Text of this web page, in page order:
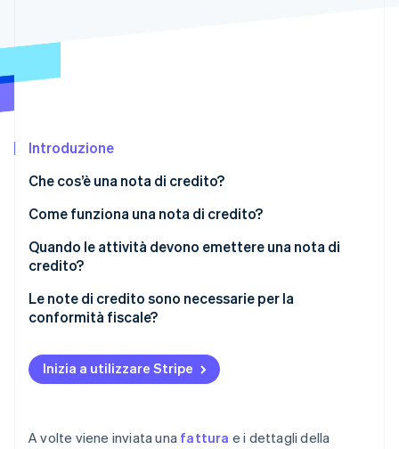
Radar
Atlas
Rimozione del carbonio
Verifica online dell'identità
Scopri come Stripe sta costruendo l'infrastruttura
Guarda ora
Introduzione
Che cos’è una nota di credito?
Come funziona una nota di credito?
Quando le attività devono emettere una nota di
credito?
Resi prodotto
Ordini annullati
Servizi a consegna parziale o incompleti
Le note di credito sono necessarie per la
conformità fiscale?
Applicazione a livello locale
Requisiti per la contabilità
Inizia a utilizzare Stripe
A volte viene inviata una fattura e i dettagli della